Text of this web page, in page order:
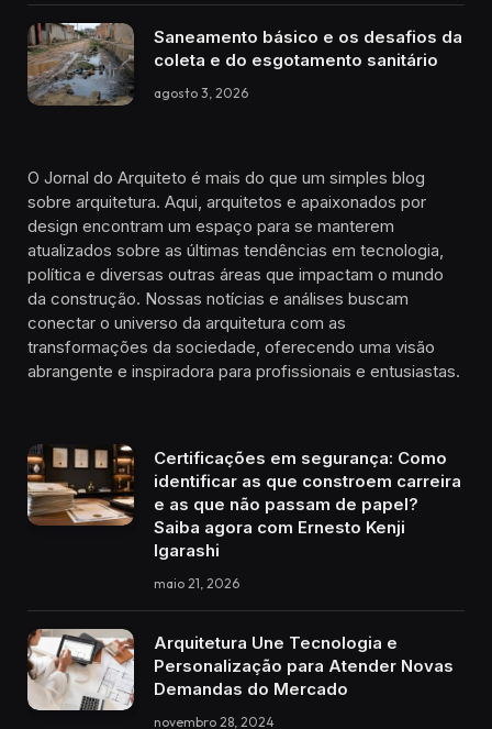
Saneamento básico e os desafios da
coleta e do esgotamento sanitário
agosto 3, 2026
O Jornal do Arquiteto é mais do que um simples blog
sobre arquitetura. Aqui, arquitetos e apaixonados por
design encontram um espaço para se manterem
atualizados sobre as últimas tendências em tecnologia,
política e diversas outras áreas que impactam o mundo
da construção. Nossas notícias e análises buscam
conectar o universo da arquitetura com as
transformações da sociedade, oferecendo uma visão
abrangente e inspiradora para profissionais e entusiastas.
Certificações em segurança: Como
identificar as que constroem carreira
e as que não passam de papel?
Saiba agora com Ernesto Kenji
Igarashi
maio 21, 2026
Arquitetura Une Tecnologia e
Personalização para Atender Novas
Demandas do Mercado
novembro 28, 2024